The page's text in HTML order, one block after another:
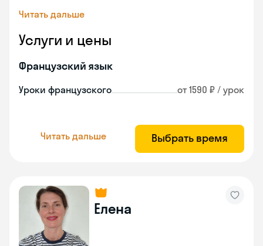
Читать дальше
Услуги и цены
Французский язык
Уроки французского от 1590 ₽ / урок
Читать дальше Выбрать время
Елена